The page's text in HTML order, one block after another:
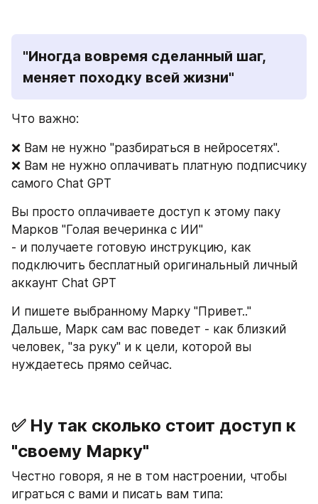
"Иногда вовремя сделанный шаг,
меняет походку всей жизни"
Что важно:
❌ Вам не нужно "разбираться в нейросетях".
❌ Вам не нужно оплачивать платную подписчику
самого Chat GPT
Вы просто оплачиваете доступ к этому паку
Марков "Голая вечеринка с ИИ"
- и получаете готовую инструкцию, как
подключить бесплатный оригинальный личный
аккаунт Chat GPT
И пишете выбранному Марку "Привет.."
Дальше, Марк сам вас поведет - как близкий
человек, "за руку" и к цели, которой вы
нуждаетесь прямо сейчас.
✅ Ну так сколько стоит доступ к
"своему Марку"
Честно говоря, я не в том настроении, чтобы
играться с вами и писать вам типа: